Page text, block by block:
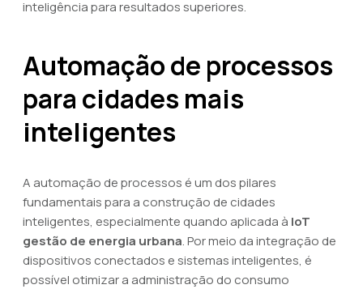
inteligência para resultados superiores.
Automação de processos
para cidades mais
inteligentes
A automação de processos é um dos pilares
fundamentais para a construção de cidades
inteligentes, especialmente quando aplicada à IoT
gestão de energia urbana. Por meio da integração de
dispositivos conectados e sistemas inteligentes, é
possível otimizar a administração do consumo